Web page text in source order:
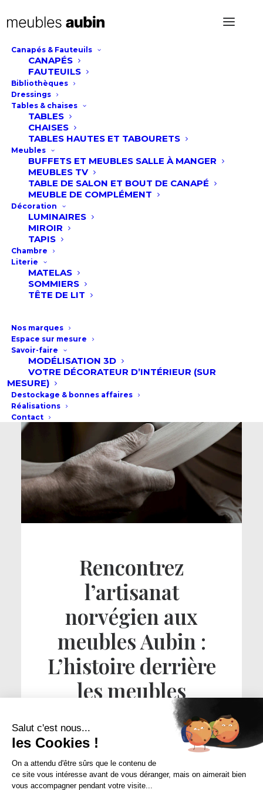
Canapés & Fauteuils
CANAPÉS
FAUTEUILS
Bibliothèques
Dressings
Tables & chaises
TABLES
CHAISES
TABLES HAUTES ET TABOURETS
Meubles
BUFFETS ET MEUBLES SALLE À MANGER
MEUBLES TV
TABLE DE SALON ET BOUT DE CANAPÉ
MEUBLE DE COMPLÉMENT
Décoration
LUMINAIRES
MIROIR
TAPIS
Chambre
Literie
MATELAS
SOMMIERS
TÊTE DE LIT
Nos marques
Espace sur mesure
Savoir-faire
MODÉLISATION 3D
VOTRE DÉCORATEUR D’INTÉRIEUR (SUR
MESURE)
Destockage & bonnes affaires
Réalisations
Contact
ant
Rencontrez
l’artisanat
norvégien aux
meubles Aubin :
L’histoire derrière
les meubles
Stressless
Lire la suite
Salut c'est nous...
les Cookies !
On a attendu d'être sûrs que le contenu de
ce site vous intéresse avant de vous déranger, mais on aimerait bien
vous accompagner pendant votre visite...